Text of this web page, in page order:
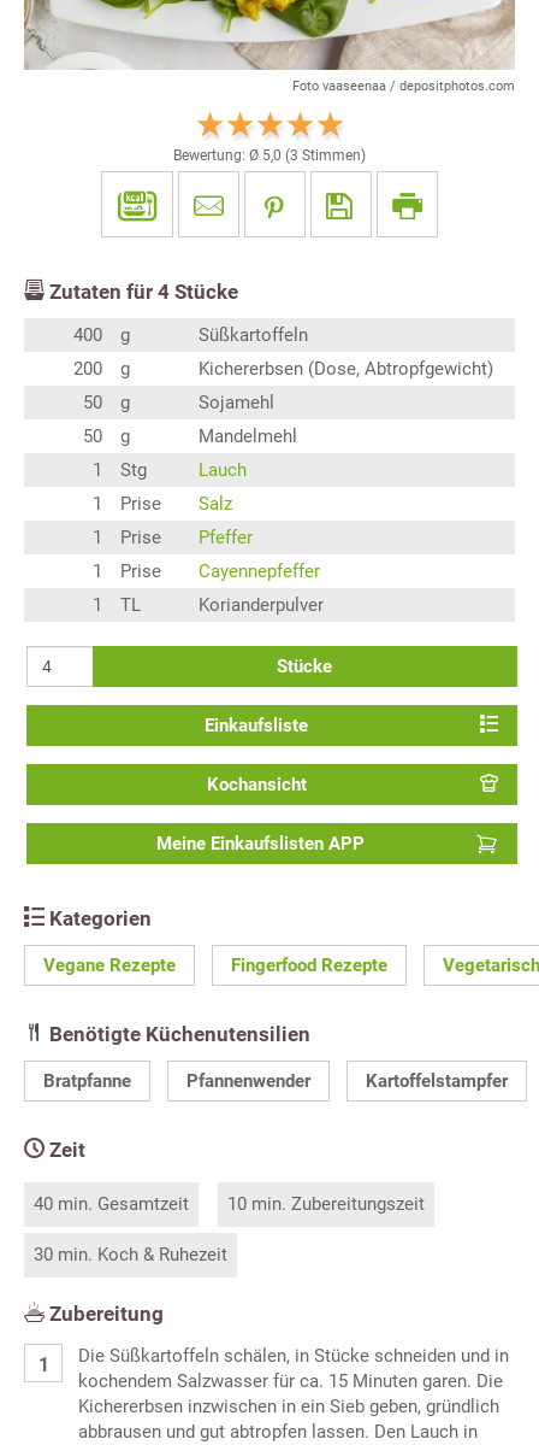
Foto vaaseenaa / depositphotos.com
Bewertung: Ø 5,0 (3 Stimmen)
Zutaten für 4 Stücke
400 g
Süßkartoffeln
200
g
Kichererbsen (Dose, Abtropfgewicht)
50
g
Sojamehl
50
g
Mandelmehl
1
Stg
Lauch
1
Prise
Salz
1
Prise
Pfeffer
1
Prise
Cayennepfeffer
1
TL Korianderpulver
Stücke
Einkaufsliste
Kochansicht
Meine Einkaufslisten APP
Kategorien
Vegane Rezepte Fingerfood Rezepte
Benötigte Küchenutensilien
Bratpfanne Pfannenwender Kartoffelstampfer
Zeit
40 min. Gesamtzeit 10 min. Zubereitungszeit
30 min. Koch & Ruhezeit
Zubereitung
Die Süßkartoffeln schälen, in Stücke schneiden und in
kochendem Salzwasser für ca. 15 Minuten garen. Die
Kichererbsen inzwischen in ein Sieb geben, gründlich
abbrausen und gut abtropfen lassen. Den Lauch in